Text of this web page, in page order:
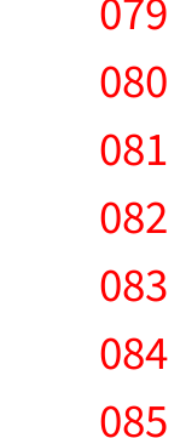
079
080
081
082
083
084
085